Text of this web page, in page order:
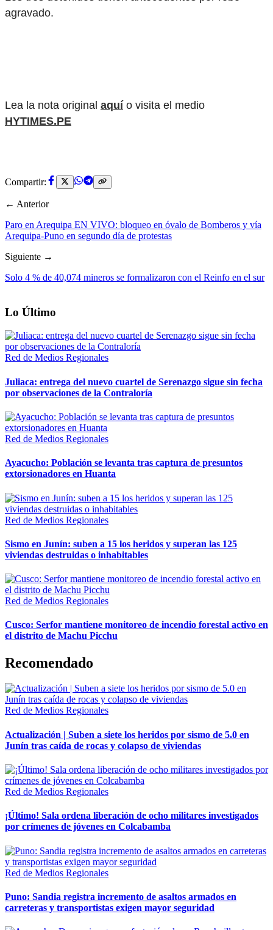
agravado.
Lea la nota original aquí o visita el medio
HYTIMES.PE
Compartir:
← Anterior
Paro en Arequipa EN VIVO: bloqueo en óvalo de Bomberos y vía
Arequipa-Puno en segundo día de protestas
Siguiente →
Solo 4 % de 40,074 mineros se formalizaron con el Reinfo en el sur
Lo Último
Red de Medios Regionales
Juliaca: entrega del nuevo cuartel de Serenazgo sigue sin fecha
por observaciones de la Contraloría
Red de Medios Regionales
Ayacucho: Población se levanta tras captura de presuntos
extorsionadores en Huanta
Red de Medios Regionales
Sismo en Junín: suben a 15 los heridos y superan las 125
viviendas destruidas o inhabitables
Red de Medios Regionales
Cusco: Serfor mantiene monitoreo de incendio forestal activo en
el distrito de Machu Picchu
Recomendado
Red de Medios Regionales
Actualización | Suben a siete los heridos por sismo de 5.0 en
Junín tras caída de rocas y colapso de viviendas
Red de Medios Regionales
¡Último! Sala ordena liberación de ocho militares investigados
por crímenes de jóvenes en Colcabamba
Red de Medios Regionales
Puno: Sandia registra incremento de asaltos armados en
carreteras y transportistas exigen mayor seguridad